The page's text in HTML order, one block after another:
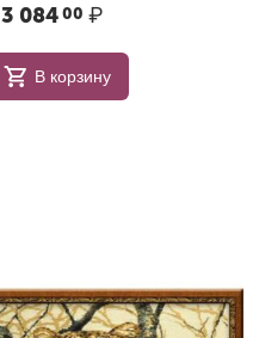
3 08400 ₽
В корзину